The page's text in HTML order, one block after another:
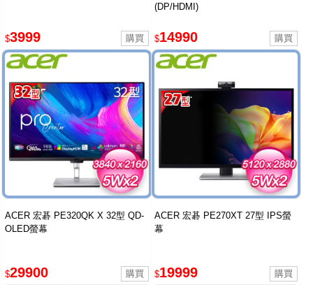
$3999
(DP/HDMI)
$14990
ACER 宏碁 PE320QK X 32型 QD-
OLED螢幕
$29900
ACER 宏碁 PE270XT 27型 IPS螢
幕
$19999